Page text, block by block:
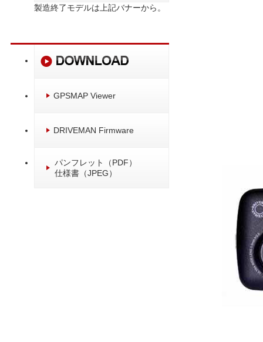
製造終了モデルは上記バナーから。
GPSMAP Viewer
DRIVEMAN Firmware
パンフレット（PDF）
仕様書（JPEG）